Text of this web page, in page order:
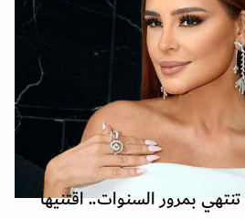
بمرور السنوات.. اقتنيها